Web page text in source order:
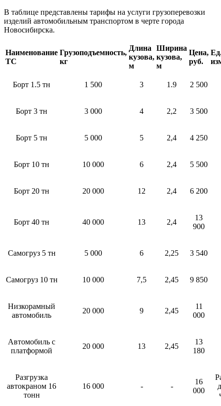
В таблице представлены тарифы на услуги грузоперевозки
изделий автомобильным транспортом в черте города
Новосибирска.
Наименование
ТС
Грузоподъемность,
кг
Длина
кузова,
м
Ширина
кузова,
м
Цена,
руб.
Борт 1.5 тн 1 500 3 1.9 2 500
Борт 3 тн 3 000 4 2,2 3 500
Борт 5 тн 5 000 5 2,4 4 250
Борт 10 тн 10 000 6 2,4 5 500
Борт 20 тн 20 000 12 2,4 6 200
Борт 40 тн 40 000 13 2,4
13
900
Самогруз 5 тн 5 000 6 2,25 3 540
Самогруз 10 тн 10 000 7,5 2,45 9 850
Низкорамный
автомобиль
20 000 9 2,45
11
000
Автомобиль с
платформой
20 000 13 2,45
13
180
Разгрузка
автокраном 16
тонн
16 000 - -
16
000